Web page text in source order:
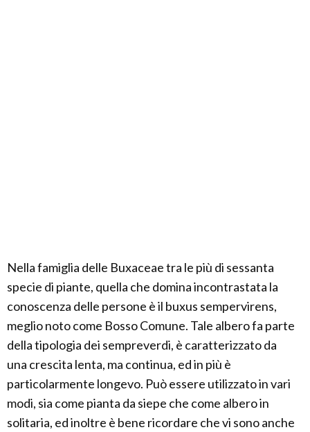
Nella famiglia delle Buxaceae tra le più di sessanta
specie di piante, quella che domina incontrastata la
conoscenza delle persone è il buxus sempervirens,
meglio noto come Bosso Comune. Tale albero fa parte
della tipologia dei sempreverdi, è caratterizzato da
una crescita lenta, ma continua, ed in più è
particolarmente longevo. Può essere utilizzato in vari
modi, sia come pianta da siepe che come albero in
solitaria, ed inoltre è bene ricordare che vi sono anche